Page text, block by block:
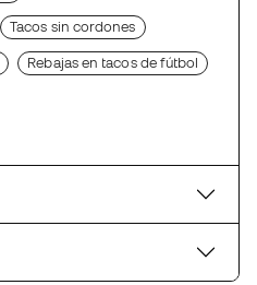
Tacos sin cordones
Rebajas en tacos de fútbol